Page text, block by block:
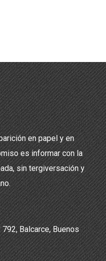
en papel y en
es informar con la
sin tergiversación y
Balcarce, Buenos